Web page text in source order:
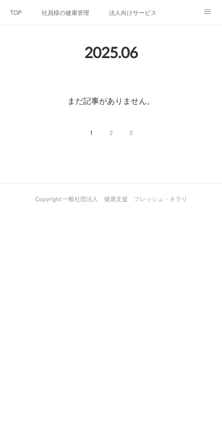
TOP 社員様の健康管理 法人向けサービス
プライバシーポリシー
2025.06
まだ記事がありません。
1 2 3
Copyright 一般社団法人 健康支援 フレッシュ・キラリ